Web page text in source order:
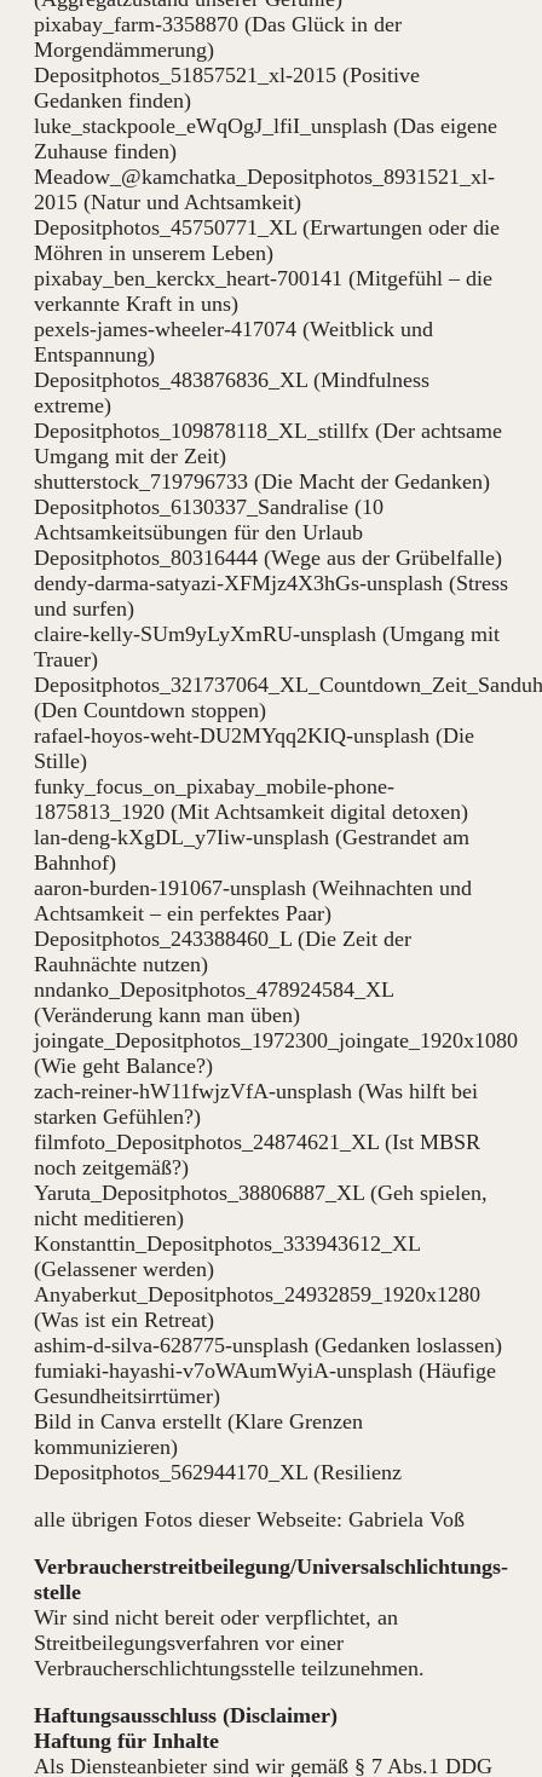
pixabay_farm-3358870 (Das Glück in der
Morgendämmerung)
Depositphotos_51857521_xl-2015 (Positive
Gedanken finden)
luke_stackpoole_eWqOgJ_lfiI_unsplash (Das eigene
Zuhause finden)
Meadow_@kamchatka_Depositphotos_8931521_xl-
2015 (Natur und Achtsamkeit)
Depositphotos_45750771_XL (Erwartungen oder die
Möhren in unserem Leben)
pixabay_ben_kerckx_heart-700141 (Mitgefühl – die
verkannte Kraft in uns)
pexels-james-wheeler-417074 (Weitblick und
Entspannung)
Depositphotos_483876836_XL (Mindfulness
extreme)
Depositphotos_109878118_XL_stillfx (Der achtsame
Umgang mit der Zeit)
shutterstock_719796733 (Die Macht der Gedanken)
Depositphotos_6130337_Sandralise (10
Achtsamkeitsübungen für den Urlaub
Depositphotos_80316444 (Wege aus der Grübelfalle)
dendy-darma-satyazi-XFMjz4X3hGs-unsplash (Stress
und surfen)
claire-kelly-SUm9yLyXmRU-unsplash (Umgang mit
Trauer)
(Den Countdown stoppen)
rafael-hoyos-weht-DU2MYqq2KIQ-unsplash (Die
Stille)
funky_focus_on_pixabay_mobile-phone-
1875813_1920 (Mit Achtsamkeit digital detoxen)
lan-deng-kXgDL_y7Iiw-unsplash (Gestrandet am
Bahnhof)
aaron-burden-191067-unsplash (Weihnachten und
Achtsamkeit – ein perfektes Paar)
Depositphotos_243388460_L (Die Zeit der
Rauhnächte nutzen)
nndanko_Depositphotos_478924584_XL
(Veränderung kann man üben)
joingate_Depositphotos_1972300_joingate_1920x1080
(Wie geht Balance?)
zach-reiner-hW11fwjzVfA-unsplash (Was hilft bei
starken Gefühlen?)
filmfoto_Depositphotos_24874621_XL (Ist MBSR
noch zeitgemäß?)
Yaruta_Depositphotos_38806887_XL (Geh spielen,
nicht meditieren)
Konstanttin_Depositphotos_333943612_XL
(Gelassener werden)
Anyaberkut_Depositphotos_24932859_1920x1280
(Was ist ein Retreat)
ashim-d-silva-628775-unsplash (Gedanken loslassen)
fumiaki-hayashi-v7oWAumWyiA-unsplash (Häufige
Gesundheitsirrtümer)
Bild in Canva erstellt (Klare Grenzen
kommunizieren)
Depositphotos_562944170_XL (Resilienz
alle übrigen Fotos dieser Webseite: Gabriela Voß
Verbraucher­streit­beilegung/Universal­schlichtungs­
stelle
Wir sind nicht bereit oder verpflichtet, an
Streitbeilegungsverfahren vor einer
Verbraucherschlichtungsstelle teilzunehmen.
Haftungsausschluss (Disclaimer)
Haftung für Inhalte
Als Diensteanbieter sind wir gemäß § 7 Abs.1 DDG